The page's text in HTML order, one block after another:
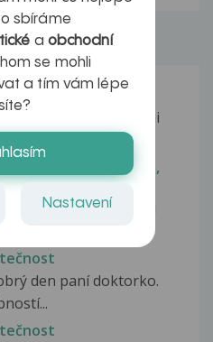
obouch nohách se mi
s kožními změnami,
trpí od začátku roku
měchýřem....
den paní doktorko.
sbíráme
a obchodní
se mohli
a tím vám lépe
Nastavení